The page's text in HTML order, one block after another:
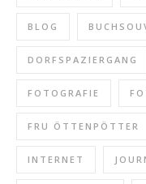
BLOG
DORFSPAZIERGANG
FOTOGRAFIE
FRU ÖTTENPÖTTER
INTERNET